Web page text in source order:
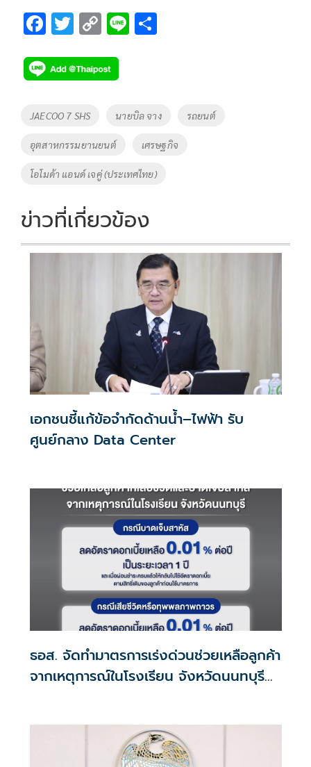
F
e
b
o
o
k
T
tt
er
C
p
y
Li
n
k
Li
Tags
JAECOO 7 SHS นายบิล จาง รถยนต์
อุตสาหกรรมยานยนต์ เศรษฐกิจ
โอโมด้า แอนด์ เจคู่ (ประเทศไทย)
ข่าวที่เกี่ยวข้อง
เอกชนชี้แก้ข้อจำกัดด้านน้ำ–ไฟฟ้า รับ
ศูนย์กลาง Data Center
ธอส. จัดทำมาตรการเร่งด่วนช่วยเหลือลูกค้า
จากเหตุการณ์ในโรงเรียน จังหวัดนนทบุรี